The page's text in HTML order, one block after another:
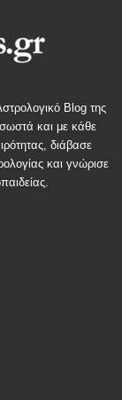
Blog της
και με κάθε
διάβασε
και γνώρισε